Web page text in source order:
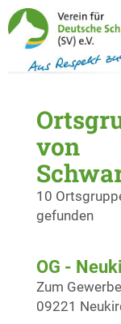
von
10
gefunden
OG -
Zum
09221